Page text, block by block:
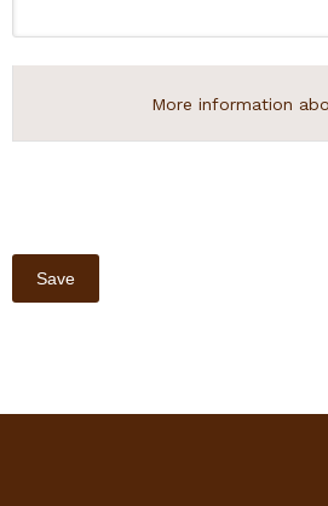
More information